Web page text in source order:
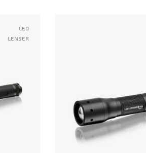
Led
Lenser